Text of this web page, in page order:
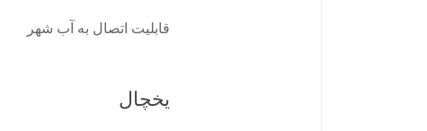
قابلیت اتصال به آب شهر
یخچال